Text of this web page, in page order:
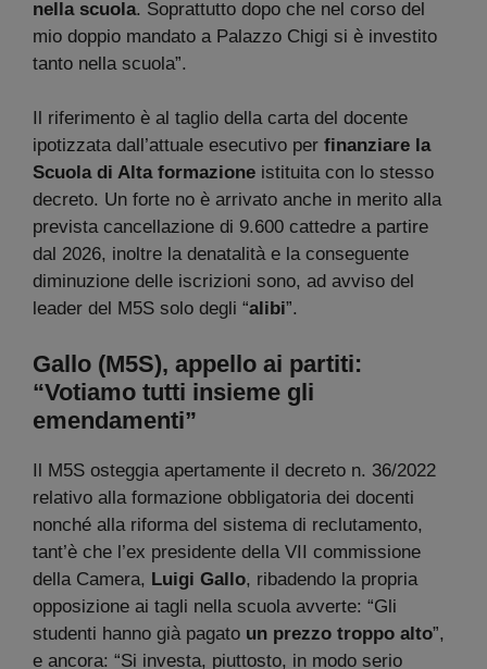
nella scuola. Soprattutto dopo che nel corso del
mio doppio mandato a Palazzo Chigi si è investito
tanto nella scuola”.
Il riferimento è al taglio della carta del docente
ipotizzata dall’attuale esecutivo per finanziare la
Scuola di Alta formazione istituita con lo stesso
decreto. Un forte no è arrivato anche in merito alla
prevista cancellazione di 9.600 cattedre a partire
dal 2026, inoltre la denatalità e la conseguente
diminuzione delle iscrizioni sono, ad avviso del
leader del M5S solo degli “alibi”.
Gallo (M5S), appello ai partiti:
“Votiamo tutti insieme gli
emendamenti”
Il M5S osteggia apertamente il decreto n. 36/2022
relativo alla formazione obbligatoria dei docenti
nonché alla riforma del sistema di reclutamento,
tant’è che l’ex presidente della VII commissione
della Camera, Luigi Gallo, ribadendo la propria
opposizione ai tagli nella scuola avverte: “Gli
studenti hanno già pagato un prezzo troppo alto”,
e ancora: “Si investa, piuttosto, in modo serio